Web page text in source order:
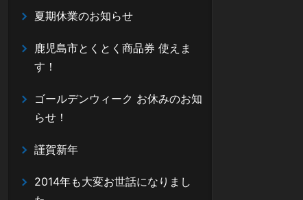
夏期休業のお知らせ
鹿児島市とくとく商品券 使えま
す！
ゴールデンウィーク お休みのお知
らせ！
謹賀新年
2014年も大変お世話になりまし